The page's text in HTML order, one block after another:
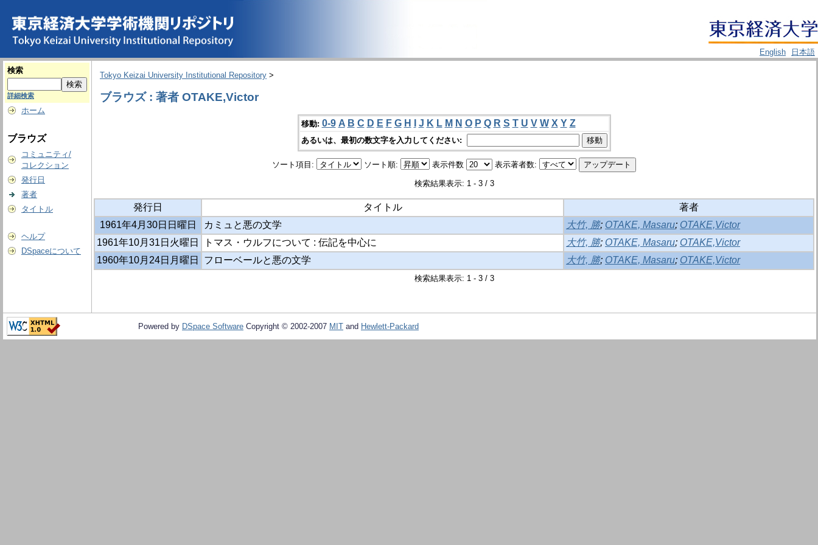
English
日本語
検索
詳細検索
ホーム
ブラウズ
コミュニティ/
コレクション
発行日
著者
タイトル
ヘルプ
DSpaceについて
Tokyo Keizai University Institutional Repository >
ブラウズ : 著者 OTAKE,Victor
移動: 0-9 A B C D E F G H J K L M N O P Q R S T U V W X Y Z
あるいは、最初の数文字を入力してください:
ソート項目: ソート順: 表示件数 表示著者数:
検索結果表示: 1 - 3 / 3
発行日 タイトル
著者
1961年4月30日日曜日
カミュと悪の文学 大竹, 勝; OTAKE, Masaru; OTAKE,Victor
1961年10月31日火曜日
トマス・ウルフについて : 伝記を中心に 大竹, 勝; OTAKE, Masaru; OTAKE,Victor
1960年10月24日月曜日
フローベールと悪の文学 大竹, 勝; OTAKE, Masaru; OTAKE,Victor
検索結果表示: 1 - 3 / 3
Powered by DSpace Software Copyright © 2002-2007 MIT and Hewlett-Packard